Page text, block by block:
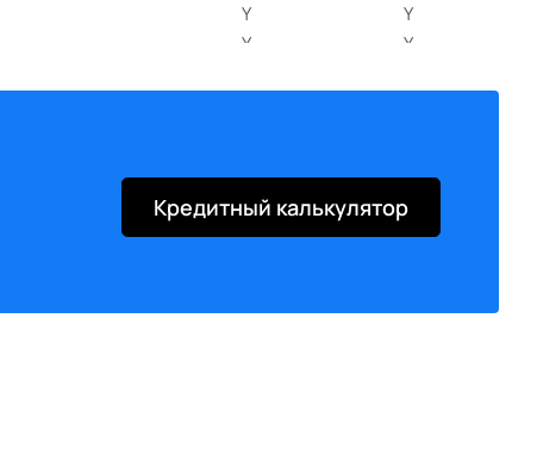
Y
Y
Y
Y
Y
Y
Y
Y
Кредитный калькулятор